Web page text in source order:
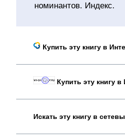
номинантов. Индекс.
Купить эту книгу в
Купить эту книгу
Искать эту книгу в